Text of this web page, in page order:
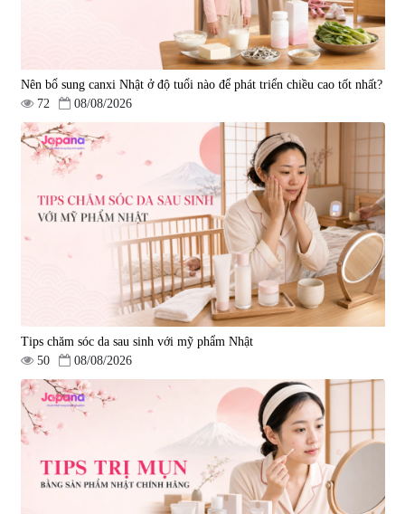
Nên bổ sung canxi Nhật ở độ tuổi nào để phát triển chiều cao tốt nhất?
72
08/08/2026
Tips chăm sóc da sau sinh với mỹ phẩm Nhật
50
08/08/2026